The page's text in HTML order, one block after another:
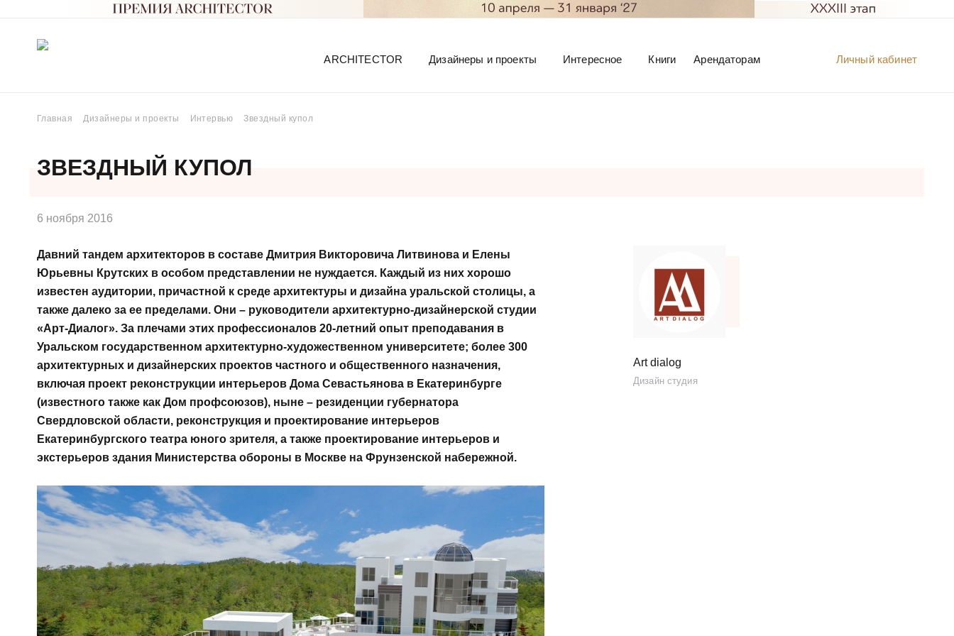
Личный кабинет
ARCHITECTOR Дизайнеры и проекты Интересное Книги Арендаторам
Главная Дизайнеры и проекты Интервью Звездный купол
ЗВЕЗДНЫЙ КУПОЛ
6 ноября 2016
Art dialog
Дизайн студия
Давний тандем архитекторов в составе Дмитрия Викторовича Литвинова и Елены
Юрьевны Крутских в особом представлении не нуждается. Каждый из них хорошо
известен аудитории, причастной к среде архитектуры и дизайна уральской столицы, а
также далеко за ее пределами. Они – руководители архитектурно-дизайнерской студии
«Арт-Диалог». За плечами этих профессионалов 20-летний опыт преподавания в
Уральском государственном архитектурно-художественном университете; более 300
архитектурных и дизайнерских проектов частного и общественного назначения,
включая проект реконструкции интерьеров Дома Севастьянова в Екатеринбурге
(известного также как Дом профсоюзов), ныне – резиденции губернатора
Свердловской области, реконструкция и проектирование интерьеров
Екатеринбургского театра юного зрителя, а также проектирование интерьеров и
экстерьеров здания Министерства обороны в Москве на Фрунзенской набережной.